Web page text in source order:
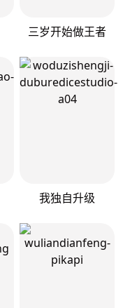
三岁开始做王者
我独自升级